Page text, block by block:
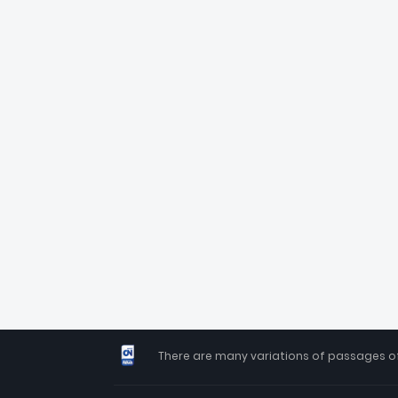
There are many variations of passages